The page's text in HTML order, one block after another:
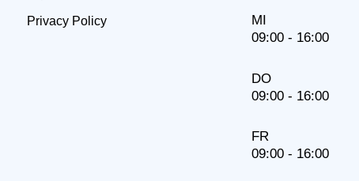
Privacy Policy
MI
09:00 - 16:00
DO
09:00 - 16:00
FR
09:00 - 16:00